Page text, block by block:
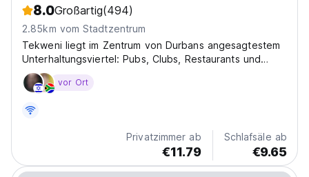
8.0Großartig(494)
2.85km vom Stadtzentrum
Tekweni liegt im Zentrum von Durbans angesagtestem
Unterhaltungsviertel: Pubs, Clubs, Restaurants und
Märkte liegen direkt vor der Haustür.
vor Ort
Privatzimmer ab
€11.79
Schlafsäle ab
€9.65